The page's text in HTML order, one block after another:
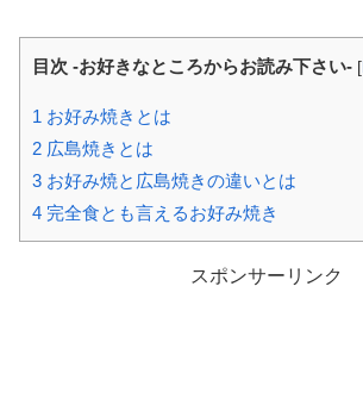
目次 -お好きなところからお読み下さい- [
1 お好み焼きとは
2 広島焼きとは
3 お好み焼と広島焼きの違いとは
4 完全食とも言えるお好み焼き
スポンサーリンク